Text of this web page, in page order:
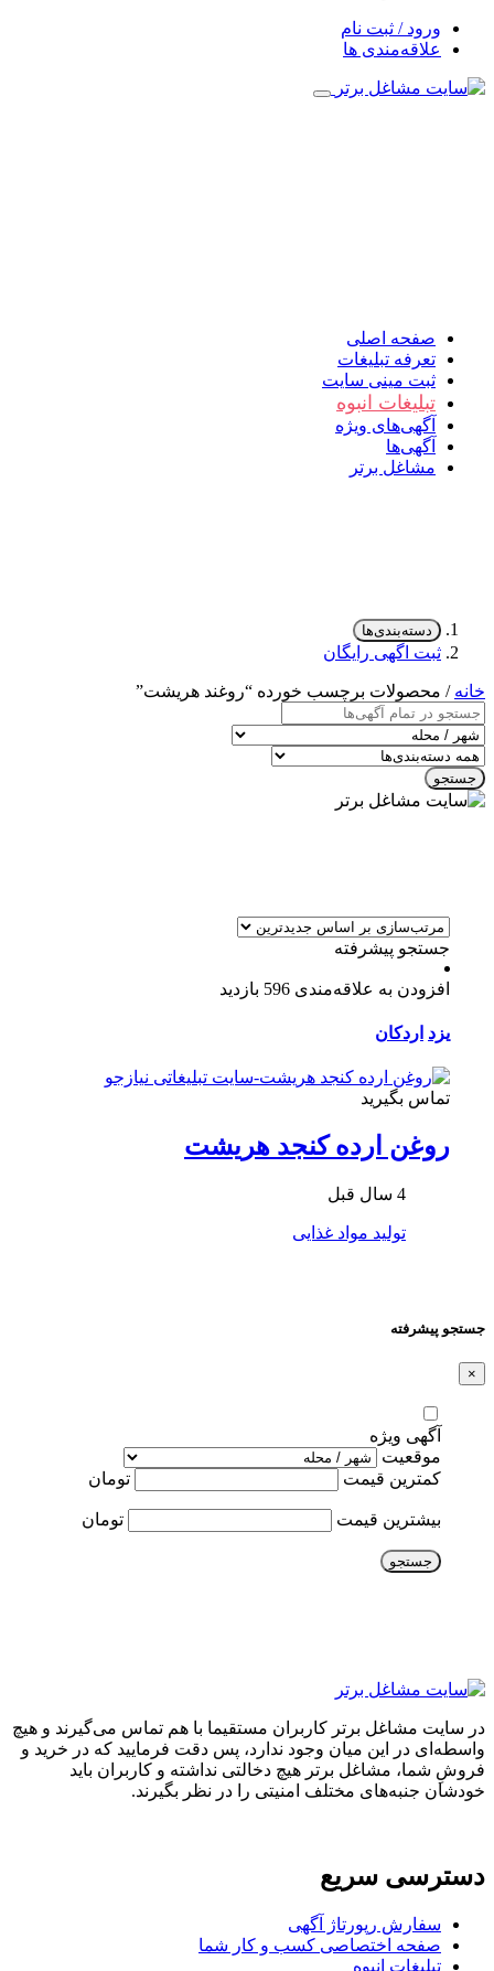
ورود / ثبت نام
علاقه‌مندی ها
صفحه اصلی
تعرفه تبلیغات
ثبت مینی سایت
تبلیغات انبوه
آگهی‌های ویژه
آگهی‌ها
مشاغل برتر
دسته‌بندی‌ها
ثبت اگهی رایگان
خانه / محصولات برچسب خورده “روغند هریشت”
جستجو
جستجو پیشرفته
افزودن به علاقه‌مندی 596 بازدید
یزد اردکان
تماس بگیرید
روغن ارده کنجد هریشت
4 سال قبل
تولید مواد غذایی
جستجو پیشرفته
×
آگهی ویژه
موقعیت
کمترین قیمت
تومان
بیشترین قیمت تومان
جستجو
در سایت مشاغل برتر کاربران مستقیما با هم تماس می‌گیرند و هیچ
واسطه‌ای در این میان وجود ندارد، پس دقت فرمایید که در خرید و
فروشِ شما، مشاغل برتر هیچ دخالتی نداشته و کاربران باید
خودشان جنبه‌های مختلف امنیتی را در نظر بگیرند.
دسترسی سریع
سفارش رپورتاژ آگهی
صفحه اختصاصی کسب و کار شما
تبلیغات انبوه